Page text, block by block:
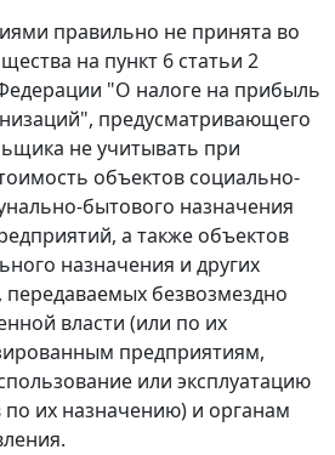
правильно не принята во
на пункт 6 статьи 2
"О налоге на прибыль
предусматривающего
не учитывать при
объектов социально-
бытового назначения
а также объектов
назначения и других
безвозмездно
власти (или по их
предприятиям,
или эксплуатацию
по их назначению) и органам